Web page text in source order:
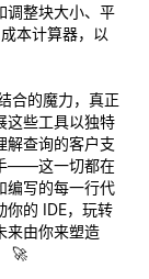
调整块大小、平
本计算器，以
合的魔力，真正
这些工具以独特
解查询的客户支
——这一切都在
编写的每一行代
你的 IDE，玩转
来由你来塑造
🚀